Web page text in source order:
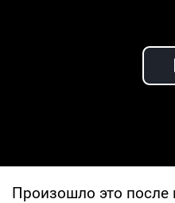
Произошло это после